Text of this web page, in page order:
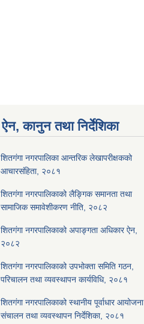
ऐन, कानुन तथा निर्देशिका
शितगंगा नगरपालिका आन्तरिक लेखापरीक्षकको
आचारसंहिता, २०८१
शितगंगा नगरपालिकाको लैङ्गिक समानता तथा
सामाजिक समावेशीकरण नीति, २०८२
शितगंगा नगरपालिकाको अपाङ्गता अधिकार ऐन,
२०८२
शितगंगा नगरपालिकाको उपभोक्ता समिति गठन,
परिचालन तथा व्यवस्थापन कार्यविधि, २०८१
शितगंगा नगरपालिकाको स्थानीय पूर्वाधार आयोजना
संचालन तथा व्यवस्थापन निर्देशिका, २०८१